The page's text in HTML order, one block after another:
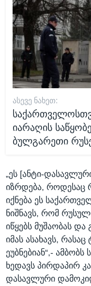
ᲐᲡᲔᲕᲔ ᲜᲐᲮᲔᲗ:
იარაღის
ბულგარეთი
„ეს [ანტი-
იზრდება, როდესაც
იქნება ეს
ნიშნავს, რომ
იწყებს მუშაობას
იმას ასახავს,
ეუბნებიან“,-
ხედავს პირდაპირ
დასავლური